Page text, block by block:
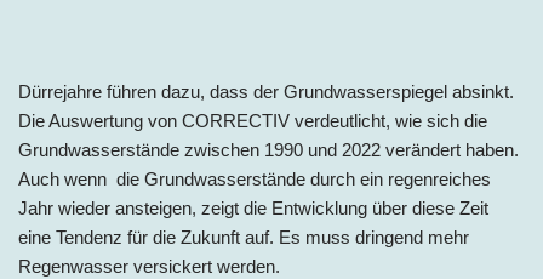
Dürrejahre führen dazu, dass der Grundwasserspiegel absinkt.
Die Auswertung von CORRECTIV verdeutlicht, wie sich die
Grundwasserstände zwischen 1990 und 2022 verändert haben.
Auch wenn die Grundwasserstände durch ein regenreiches
Jahr wieder ansteigen, zeigt die Entwicklung über diese Zeit
eine Tendenz für die Zukunft auf. Es muss dringend mehr
Regenwasser versickert werden.